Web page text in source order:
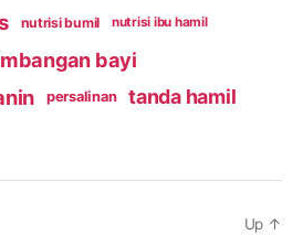
nutrisi bumil nutrisi ibu hamil
bayi
persalinan tanda hamil
Up ↑